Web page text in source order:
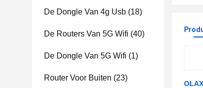
De Dongle Van 4g Usb (18)
De Routers Van 5G Wifi (40)
De Dongle Van 5G Wifi (1)
Router Voor Buiten (23)